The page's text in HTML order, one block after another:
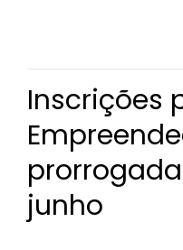
Inscrições
junho